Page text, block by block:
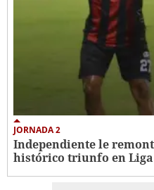
JORNADA 2
Independiente le
histórico triunfo en Liga